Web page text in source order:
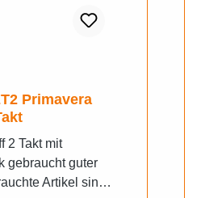
Primavera
2 Takt mit
gebraucht guter
Artikel sind